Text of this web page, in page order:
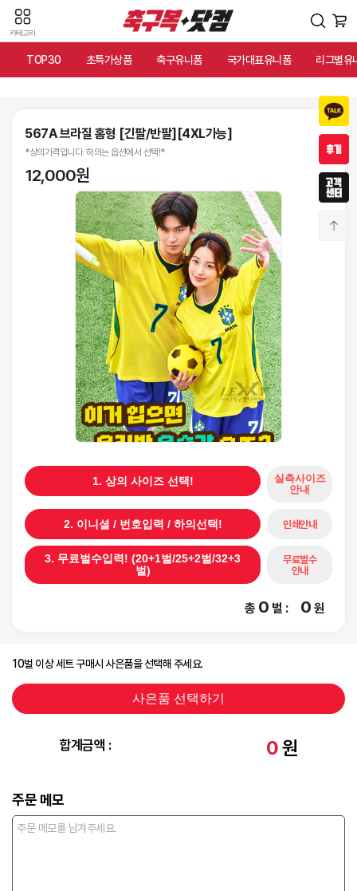
카테고리
TOP30 초특가상품 축구유니폼 국가대표유니폼 리그별유
567A 브라질 홈형 [긴팔/반팔][4XL가능]
*상의가격입니다. 하의는 옵션에서 선택!*
12,000원
1. 상의 사이즈 선택!
실측사이즈
안내
2. 이니셜 / 번호입력 / 하의선택! 인쇄안내
3. 무료벌수입력! (20+1벌/25+2벌/32+3
벌)
무료벌수
안내
총 0 벌 : 0원
10벌 이상 세트 구매시 사은품을 선택해 주세요.
사은품 선택하기
합계금액 : 0원
주문 메모